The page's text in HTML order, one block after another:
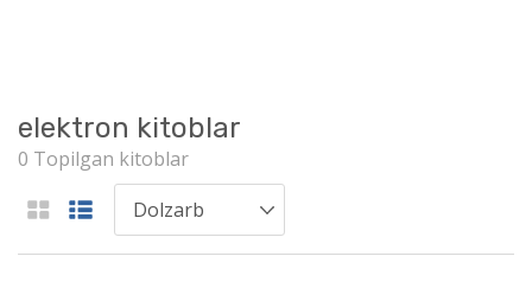
elektron kitoblar
0 Topilgan kitoblar